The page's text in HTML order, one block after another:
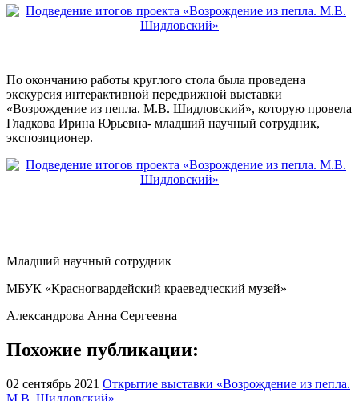
По окончанию работы круглого стола была проведена
экскурсия интерактивной передвижной выставки
«Возрождение из пепла. М.В. Шидловский», которую провела
Гладкова Ирина Юрьевна- младший научный сотрудник,
экспозиционер.
Младший научный сотрудник
МБУК «Красногвардейский краеведческий музей»
Александрова Анна Сергеевна
Похожие публикации:
02 сентябрь 2021 Открытие выставки «Возрождение из пепла.
М.В. Шидловский»